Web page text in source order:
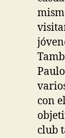
con
club